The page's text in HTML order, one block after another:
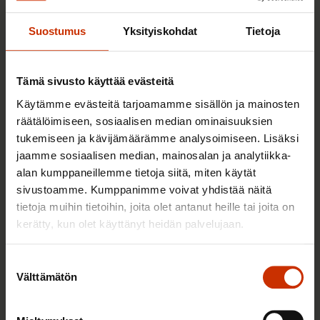
Suostumus Yksityiskohdat Tietoja
Tämä sivusto käyttää evästeitä
Käytämme evästeitä tarjoamamme sisällön ja mainosten
räätälöimiseen, sosiaalisen median ominaisuuksien
tukemiseen ja kävijämäärämme analysoimiseen. Lisäksi
jaamme sosiaalisen median, mainosalan ja analytiikka-
alan kumppaneillemme tietoja siitä, miten käytät
sivustoamme. Kumppanimme voivat yhdistää näitä
tietoja muihin tietoihin, joita olet antanut heille tai joita on
kerätty, kun olet käyttänyt heidän palvelujaan.
valinta
Välttämätön
Sinua saattaa myös kiinnostaa
TERVE JA HYVÄ TYÖELÄMÄ
2.6.2026 11:00
hyvinvoiva työelämä on yhteinen asia